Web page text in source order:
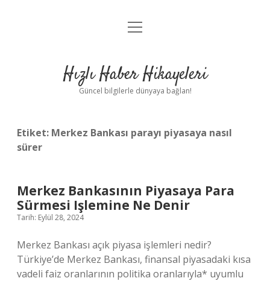
Anasayfa
Yasal Uyarı
menüyü
Hızlı Haber Hikayeleri
Güncel bilgilerle dünyaya bağlan!
Etiket: Merkez Bankası parayı piyasaya nasıl
sürer
Merkez Bankasının Piyasaya Para
Sürmesi Işlemine Ne Denir
Tarih: Eylül 28, 2024
Merkez Bankası açık piyasa işlemleri nedir?
Türkiye’de Merkez Bankası, finansal piyasadaki kısa
vadeli faiz oranlarının politika oranlarıyla* uyumlu